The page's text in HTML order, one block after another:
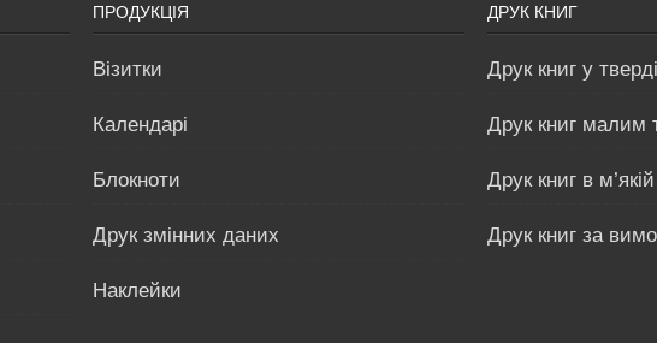
ПРОДУКЦІЯ
Візитки
Календарі
Блокноти
Друк змінних даних
Наклейки
ДРУК КНИГ
Друк книг у
Друк книг малим
Друк книг в
Друк книг за